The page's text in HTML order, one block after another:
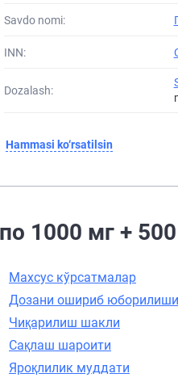
Savdo nomi:
INN:
Dozalash:
Hammasi ko‘rsatilsin
1000 мг +
Махсус кўрсатмалар
Дозани ошириб юборилиши
Чиқарилиш шакли
Сақлаш шароити
Яроқлилик муддати